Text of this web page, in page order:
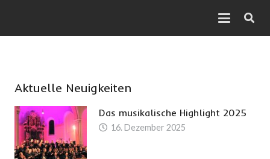
Aktuelle Neuigkeiten
Das musikalische Highlight 2025
16. Dezember 2025